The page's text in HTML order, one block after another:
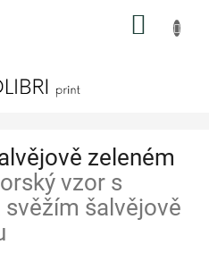
zeleném
vzor s
šalvějově